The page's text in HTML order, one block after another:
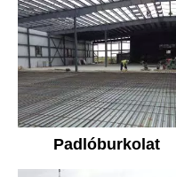
Padlóburkolat